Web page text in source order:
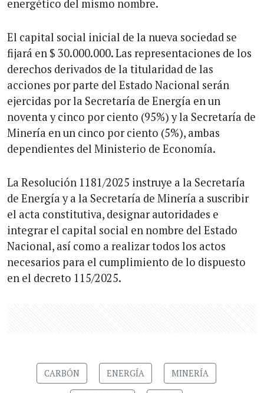
energético del mismo nombre.
El capital social inicial de la nueva sociedad se
fijará en $ 30.000.000. Las representaciones de los
derechos derivados de la titularidad de las
acciones por parte del Estado Nacional serán
ejercidas por la Secretaría de Energía en un
noventa y cinco por ciento (95%) y la Secretaría de
Minería en un cinco por ciento (5%), ambas
dependientes del Ministerio de Economía.
La Resolución 1181/2025 instruye a la Secretaría
de Energía y a la Secretaría de Minería a suscribir
el acta constitutiva, designar autoridades e
integrar el capital social en nombre del Estado
Nacional, así como a realizar todos los actos
necesarios para el cumplimiento de lo dispuesto
en el decreto 115/2025.
CARBÓN ENERGÍA MINERÍA